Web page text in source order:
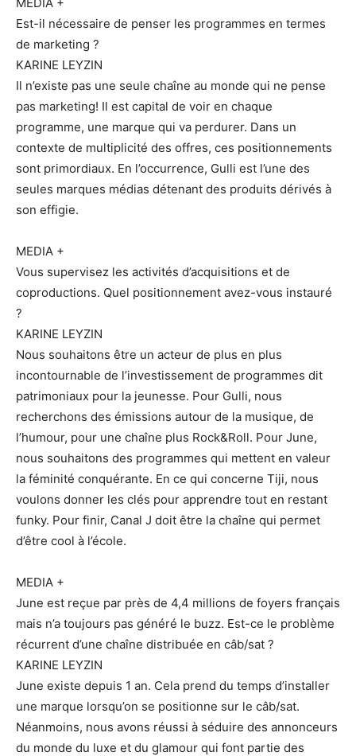
Est-il nécessaire de penser les programmes en termes
de marketing ?
KARINE LEYZIN
Il n’existe pas une seule chaîne au monde qui ne pense
pas marketing! Il est capital de voir en chaque
programme, une marque qui va perdurer. Dans un
contexte de multiplicité des offres, ces positionnements
sont primordiaux. En l’occurrence, Gulli est l’une des
seules marques médias détenant des produits dérivés à
son effigie.
MEDIA +
Vous supervisez les activités d’acquisitions et de
coproductions. Quel positionnement avez-vous instauré
?
KARINE LEYZIN
Nous souhaitons être un acteur de plus en plus
incontournable de l’investissement de programmes dit
patrimoniaux pour la jeunesse. Pour Gulli, nous
recherchons des émissions autour de la musique, de
l’humour, pour une chaîne plus Rock&Roll. Pour June,
nous souhaitons des programmes qui mettent en valeur
la féminité conquérante. En ce qui concerne Tiji, nous
voulons donner les clés pour apprendre tout en restant
funky. Pour finir, Canal J doit être la chaîne qui permet
d’être cool à l’école.
MEDIA +
June est reçue par près de 4,4 millions de foyers français
mais n’a toujours pas généré le buzz. Est-ce le problème
récurrent d’une chaîne distribuée en câb/sat ?
KARINE LEYZIN
June existe depuis 1 an. Cela prend du temps d’installer
une marque lorsqu’on se positionne sur le câb/sat.
Néanmoins, nous avons réussi à séduire des annonceurs
du monde du luxe et du glamour qui font partie des